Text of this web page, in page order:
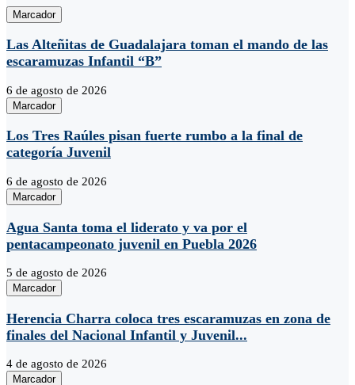
Marcador
Las Alteñitas de Guadalajara toman el mando de las
escaramuzas Infantil “B”
6 de agosto de 2026
Marcador
Los Tres Raúles pisan fuerte rumbo a la final de
categoría Juvenil
6 de agosto de 2026
Marcador
Agua Santa toma el liderato y va por el
pentacampeonato juvenil en Puebla 2026
5 de agosto de 2026
Marcador
Herencia Charra coloca tres escaramuzas en zona de
finales del Nacional Infantil y Juvenil...
4 de agosto de 2026
Marcador